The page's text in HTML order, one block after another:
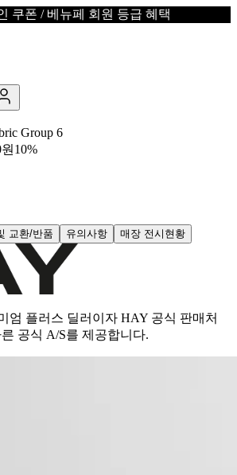
쿠폰 / 베뉴페 회원 등급 혜택
Group 6
원 10%
교환/반품 유의사항 매장 전시현황
엄 플러스 딜러이자 HAY 공식 판매처
공식 A/S를 제공합니다.